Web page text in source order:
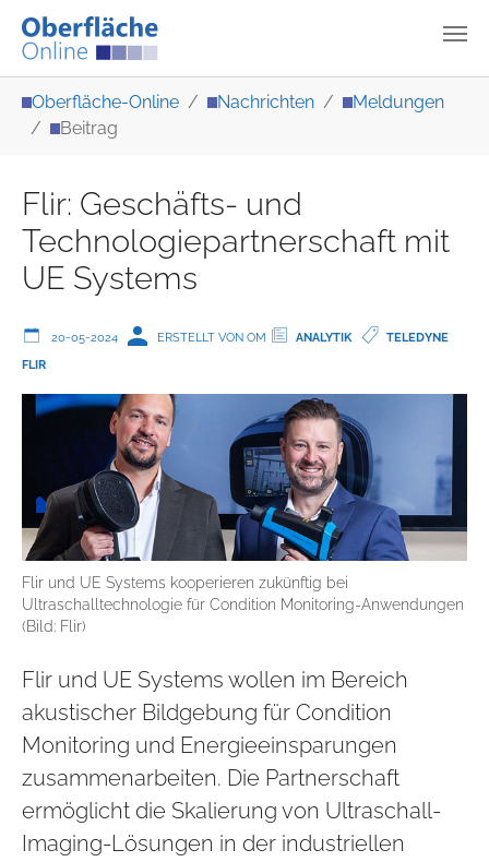
Oberfläche-Online Nachrichten
Meldungen
Beitrag
Flir: Geschäfts- und
Technologiepartnerschaft mit
UE Systems
20-05-2024 ERSTELLT VON OM ANALYTIK
TELEDYNE
FLIR
Flir und UE Systems kooperieren zukünftig bei
Ultraschalltechnologie für Condition Monitoring-Anwendungen
(Bild: Flir)
Flir und UE Systems wollen im Bereich
akustischer Bildgebung für Condition
Monitoring und Energieeinsparungen
zusammenarbeiten. Die Partnerschaft
ermöglicht die Skalierung von Ultraschall-
Imaging-Lösungen in der industriellen